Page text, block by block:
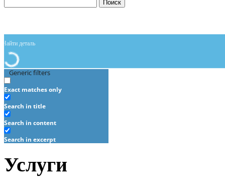
Поиск
Generic filters
Exact matches only
Search in title
Search in content
Search in excerpt
Услуги